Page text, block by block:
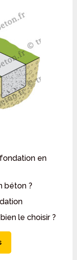
en
béton ?
le choisir ?